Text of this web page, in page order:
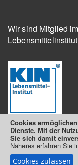
Cookies
Dienste. Mit der
Sie sich damit
Näheres erfahren Sie
Cookies zulassen
Wir sind Mitglied im